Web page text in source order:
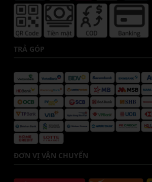
TRẢ GÓP
ĐƠN VỊ VẬN CHUYỂN